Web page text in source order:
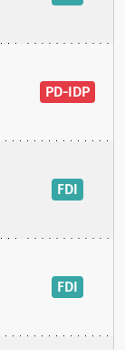
PD-IDP
FDI
FDI